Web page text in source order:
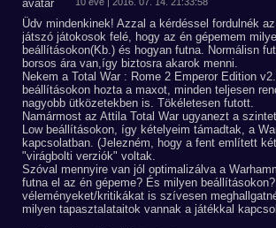
Üdv mindenkinek! Azzal a kérdéssel fordulnék
játszó játokosok felé, hogy az én gépemem
beállításokon(Kb.) és hogyan futna. Normálisn
borsos ára van,így biztosra akarok menni.
Nekem a Total War : Rome 2 Emperor Edition
beállításokon hozta a maxot, minden teljesen
nagyobb ütközetekben is. Tökéletesen futott.
Namármost az Attila Total War ugyanezt a
Low beállításokon, így kételyeim támadtak, a
kapcsolatban. (Jelezném, hogy a fent említett
"virágbolti verziók" voltak.
Szóval mennyire van jól optimalizálva a
futna el az én gépeme? És milyen
véleményeket/kritikákat is szívesen
milyen tapasztalataitok vannak a játékkal